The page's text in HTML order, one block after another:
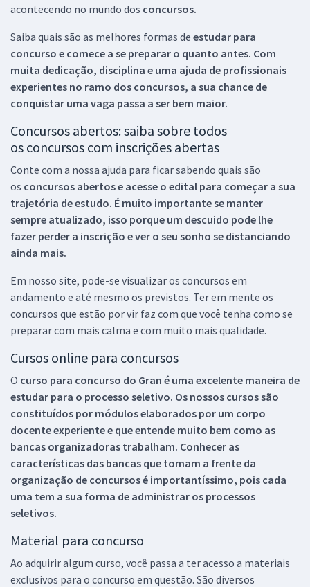
acontecendo no mundo dos concursos.
Saiba quais são as melhores formas de estudar para
concurso e comece a se preparar o quanto antes. Com
muita dedicação, disciplina e uma ajuda de profissionais
experientes no ramo dos concursos, a sua chance de
conquistar uma vaga passa a ser bem maior.
Concursos abertos: saiba sobre todos
os concursos com inscrições abertas
Conte com a nossa ajuda para ficar sabendo quais são
os concursos abertos e acesse o edital para começar a sua
trajetória de estudo. É muito importante se manter
sempre atualizado, isso porque um descuido pode lhe
fazer perder a inscrição e ver o seu sonho se distanciando
ainda mais.
Em nosso site, pode-se visualizar os concursos em
andamento e até mesmo os previstos. Ter em mente os
concursos que estão por vir faz com que você tenha como se
preparar com mais calma e com muito mais qualidade.
Cursos online para concursos
O curso para concurso do Gran é uma excelente maneira de
estudar para o processo seletivo. Os nossos cursos são
constituídos por módulos elaborados por um corpo
docente experiente e que entende muito bem como as
bancas organizadoras trabalham. Conhecer as
características das bancas que tomam a frente da
organização de concursos é importantíssimo, pois cada
uma tem a sua forma de administrar os processos
seletivos.
Material para concurso
Ao adquirir algum curso, você passa a ter acesso a materiais
exclusivos para o concurso em questão. São diversos